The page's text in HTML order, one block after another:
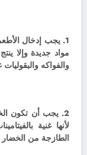
1. يجب إدخال
مواد جديدة وإلا
والفواكه والبقوليات
2. يجب أن تكون
لأنها غنية
الطازجة من الخضار